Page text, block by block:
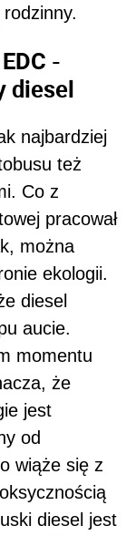
rodzinny.
-
diesel
najbardziej
też
Co z
pracował
można
ekologii.
diesel
aucie.
momentu
że
jest
od
wiąże się z
diesel jest